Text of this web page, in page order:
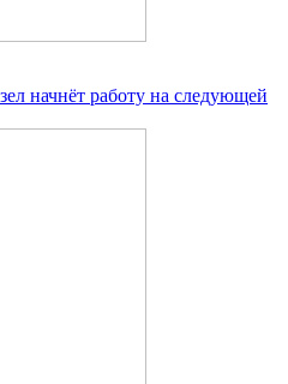
начнёт работу на следующей